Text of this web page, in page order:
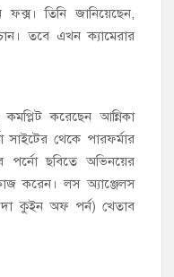
তিনি জানিয়েছেন,
তবে এখন ক্যামেরার
করেছেন আন্নিকা
সাইটের থেকে পারফর্মার
ছবিতে অভিনয়ের
করেন। লস অ্যাঞ্জেলস
কুইন অফ পর্ন) খেতাব